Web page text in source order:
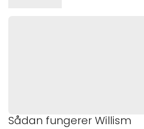
Sådan fungerer Willism